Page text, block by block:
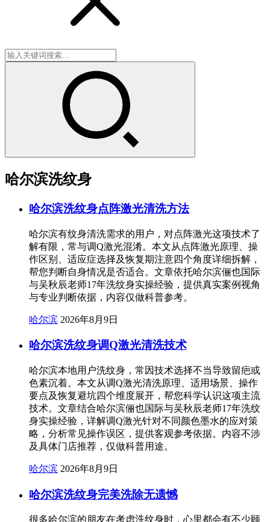
哈尔滨洗纹身
哈尔滨洗纹身点阵激光清洗方法
哈尔滨有纹身清洗需求的用户，对点阵激光这项技术了
解有限，常与调Q激光混淆。本文从点阵激光原理、操
作区别、适应症选择及恢复期注意四个角度详细拆解，
帮您判断自身情况是否适合。文章依托哈尔滨俪也国际
与吴秋辰老师17年洗纹身实操经验，提供真实案例视角
与专业判断依据，内容仅做科普参考。
哈尔滨 2026年8月9日
哈尔滨洗纹身调Q激光清洗技术
哈尔滨本地用户洗纹身，常因技术选择不当导致留疤或
色素沉着。本文从调Q激光清洗原理、适用场景、操作
要点及恢复避坑四个维度展开，帮您科学认识这项主流
技术。文章结合哈尔滨俪也国际与吴秋辰老师17年洗纹
身实操经验，详解调Q激光针对不同颜色墨水的应对策
略，分析常见操作误区，提供客观参考依据。内容不涉
及具体门店推荐，仅做科普用途。
哈尔滨 2026年8月9日
哈尔滨洗纹身完美洗除无遗憾
很多哈尔滨的朋友在考虑洗纹身时，心里都会有不少顾